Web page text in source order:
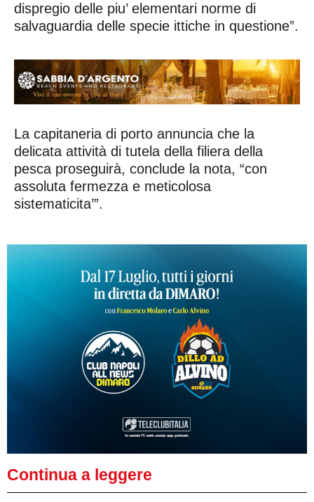
dispregio delle piu’ elementari norme di
salvaguardia delle specie ittiche in questione”.
La capitaneria di porto annuncia che la
delicata attività di tutela della filiera della
pesca proseguirà, conclude la nota, “con
assoluta fermezza e meticolosa
sistematicita’”.
Continua a leggere